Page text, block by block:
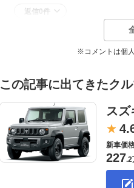
返信0件
※コメントは個
この記事に出てきたク
スズ
4.
新車価
227.2